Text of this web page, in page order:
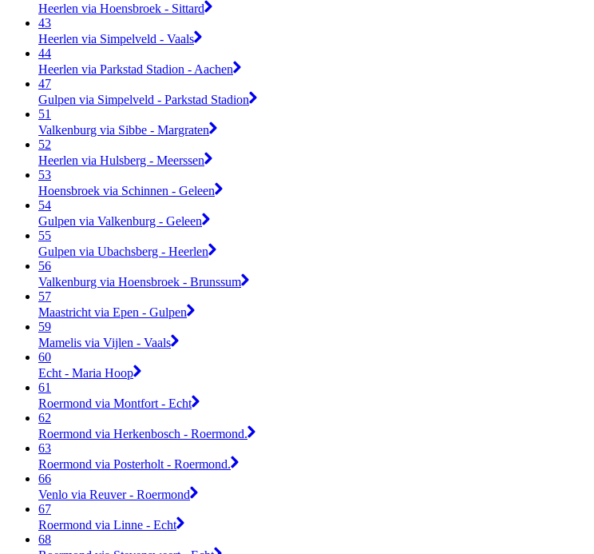
Heerlen via Hoensbroek - Sittard
43
Heerlen via Simpelveld - Vaals
44
Heerlen via Parkstad Stadion - Aachen
47
Gulpen via Simpelveld - Parkstad Stadion
51
Valkenburg via Sibbe - Margraten
52
Heerlen via Hulsberg - Meerssen
53
Hoensbroek via Schinnen - Geleen
54
Gulpen via Valkenburg - Geleen
55
Gulpen via Ubachsberg - Heerlen
56
Valkenburg via Hoensbroek - Brunssum
57
Maastricht via Epen - Gulpen
59
Mamelis via Vijlen - Vaals
60
Echt - Maria Hoop
61
Roermond via Montfort - Echt
62
Roermond via Herkenbosch - Roermond.
63
Roermond via Posterholt - Roermond.
66
Venlo via Reuver - Roermond
67
Roermond via Linne - Echt
68